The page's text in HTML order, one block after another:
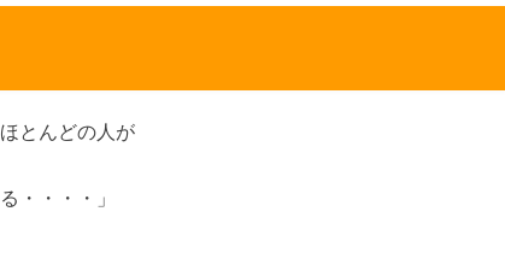
とんどの人が
・・・・」